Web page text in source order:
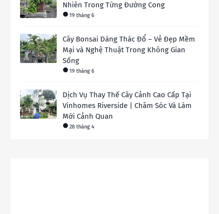
Nhiên Trong Từng Đường Cong
19 tháng 6
Cây Bonsai Dáng Thác Đổ – Vẻ Đẹp Mềm
Mại và Nghệ Thuật Trong Không Gian
Sống
19 tháng 6
Dịch Vụ Thay Thế Cây Cảnh Cao Cấp Tại
Vinhomes Riverside | Chăm Sóc Và Làm
Mới Cảnh Quan
28 tháng 4